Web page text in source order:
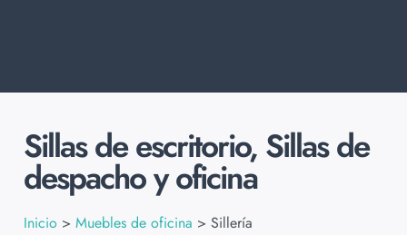
Sillas de escritorio, Sillas de
despacho y oficina
Inicio > Muebles de oficina > Sillería